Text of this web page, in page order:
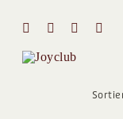
springen